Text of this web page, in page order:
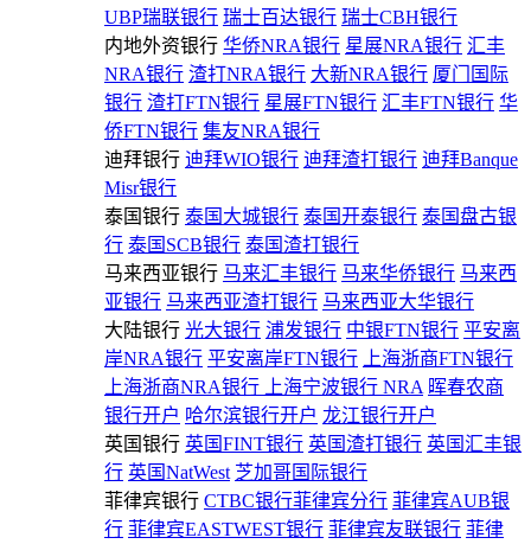
UBP瑞联银行 瑞士百达银行 瑞士CBH银行
内地外资银行 华侨NRA银行 星展NRA银行 汇丰
NRA银行 渣打NRA银行 大新NRA银行 厦门国际
银行 渣打FTN银行 星展FTN银行 汇丰FTN银行 华
侨FTN银行 集友NRA银行
迪拜银行 迪拜WIO银行 迪拜渣打银行 迪拜Banque
Misr银行
泰国银行 泰国大城银行 泰国开泰银行 泰国盘古银
行 泰国SCB银行 泰国渣打银行
马来西亚银行 马来汇丰银行 马来华侨银行 马来西
亚银行 马来西亚渣打银行 马来西亚大华银行
大陆银行 光大银行 浦发银行 中银FTN银行 平安离
岸NRA银行 平安离岸FTN银行
上海浙商FTN银行
上海浙商NRA银行
上海宁波银行 NRA 晖春农商
银行开户 哈尔滨银行开户 龙江银行开户
英国银行 英国FINT银行 英国渣打银行 英国汇丰银
行 英国NatWest 芝加哥国际银行
菲律宾银行 CTBC银行菲律宾分行 菲律宾AUB银
行 菲律宾EASTWEST银行 菲律宾友联银行 菲律